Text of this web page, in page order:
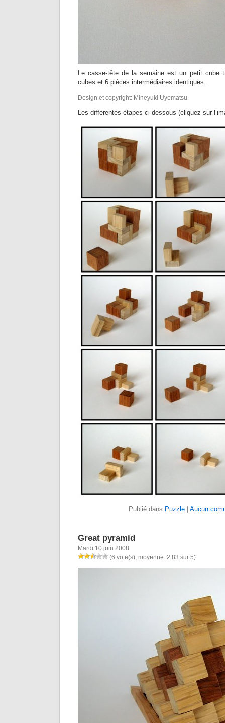
Le casse-tête de la semaine est un petit cube
cubes et 6 pièces intermédiaires identiques.
Design et copyright: Mineyuki Uyematsu
Les différentes étapes ci-dessous (cliquez sur
Publié dans Puzzle| Aucun
Great pyramid
Mardi 10 juin 2008
(6 vote(s), moyenne: 2.83 sur 5)